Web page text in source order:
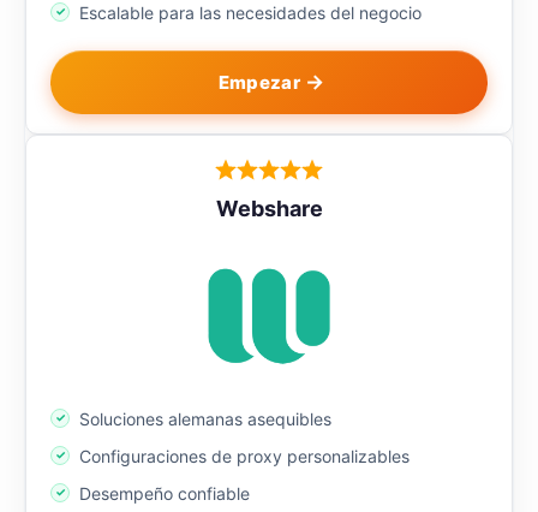
Escalable para las necesidades del negocio
Empezar
Webshare
Soluciones alemanas asequibles
Configuraciones de proxy personalizables
Desempeño confiable